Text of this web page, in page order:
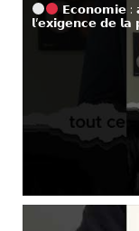
𝗘𝗰𝗼𝗻𝗼𝗺𝗶𝗲 :
𝗹’𝗲𝘅𝗶𝗴𝗲𝗻𝗰𝗲 𝗱𝗲